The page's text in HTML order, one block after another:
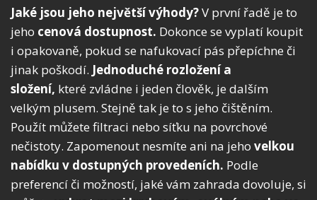
Jaké jsou jeho největší výhody?V první řadě je to
jeho cenová dostupnost. Dokonce se vyplatí koupit
i opakovaně, pokud se nafukovací pás přepíchne či
jinak poškodí. Jednoduché rozložení a
složení, které zvládne i jeden člověk, je dalším
velkým plusem. Stejně tak je to s jeho čištěním.
Použít můžete filtraci nebo síťku na povrchové
nečistoty. Zapomenout nesmíte ani na jeho velkou
nabídku v dostupných provedeních. Podle
preferencí či možností, jaké vám zahrada dovoluje, si